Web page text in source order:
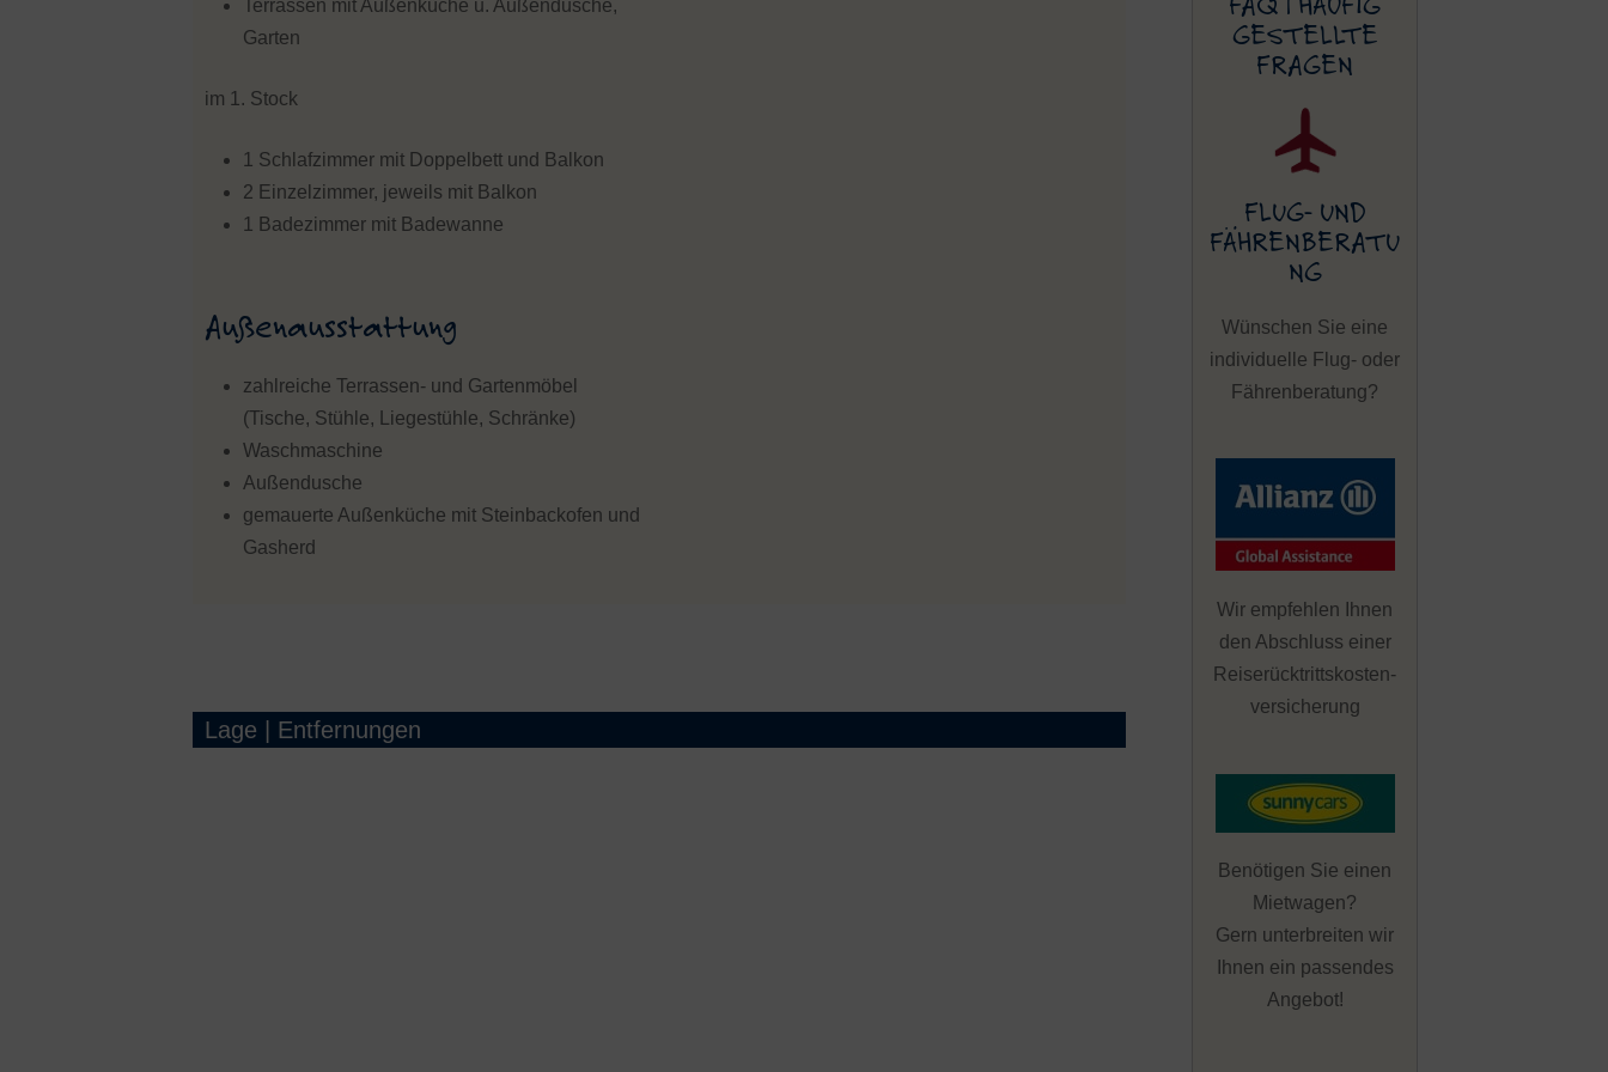
Terrassen mit Außenküche u. Außendusche,
Garten
im 1. Stock
1 Schlafzimmer mit Doppelbett und Balkon
2 Einzelzimmer, jeweils mit Balkon
1 Badezimmer mit Badewanne
Außenausstattung
zahlreiche Terrassen- und Gartenmöbel
(Tische, Stühle, Liegestühle, Schränke)
Waschmaschine
Außendusche
gemauerte Außenküche mit Steinbackofen und
Gasherd
Lage | Entfernungen
FAQ | HÄUFIG
GESTELLTE
FRAGEN
FLUG- UND
FÄHRENBERATU
NG
Wünschen Sie eine
individuelle Flug- oder
Fährenberatung?
Wir empfehlen Ihnen
den Abschluss einer
Reiserücktrittskosten-
versicherung
Benötigen Sie einen
Mietwagen?
Gern unterbreiten wir
Ihnen ein passendes
Angebot!